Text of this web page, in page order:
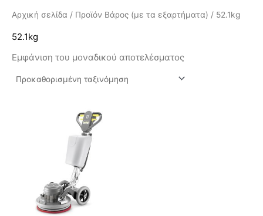
PROFESSIONAL
ΑΞΕΣΟΥΑΡ
ΚΑΘΑΡΙΣΤΙΚΑ
Αρχική σελίδα / Προϊόν Βάρος (με τα εξαρτήματα) / 52.1kg
52.1kg
Εμφάνιση του μοναδικού αποτελέσματος